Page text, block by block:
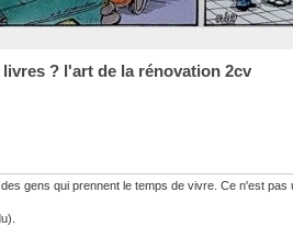
? l'art de la rénovation 2cv
gens qui prennent le temps de vivre. Ce n'est